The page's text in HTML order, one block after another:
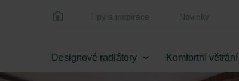
Tipy a inspirace Novinky
Designové radiátory Komfortní větrání